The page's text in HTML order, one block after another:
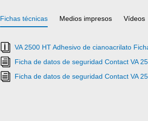
Fichas técnicas Medios impresos Vídeos
VA 2500 HT Adhesivo de cianoacrilato
Ficha de datos de seguridad Contact VA
Ficha de datos de seguridad Contact VA